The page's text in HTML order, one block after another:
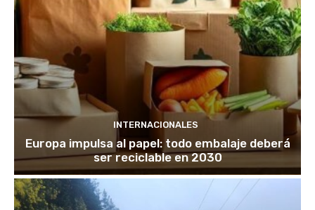
INTERNACIONALES
Europa impulsa al papel: todo embalaje deberá
ser reciclable en 2030